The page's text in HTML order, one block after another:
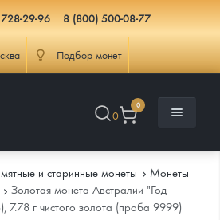
29-96 8 (800) 500-08-77
Подбор монет
0
0
и старинные монеты
Монеты
Золотая монета Австралии "Год
г чистого золота (проба 9999)